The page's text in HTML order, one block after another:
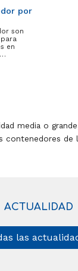
por
son
en
media o
contenedores de
ACTUALIDAD
las